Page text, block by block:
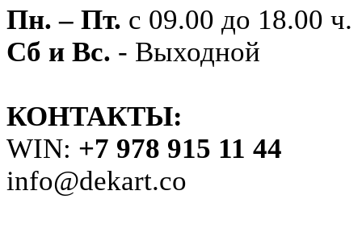
Пн. – Пт. с 09.00 до 18.00 ч.
Сб и Вс. - Выходной
КОНТАКТЫ:
WIN: +7 978 915 11 44
info@dekart.co